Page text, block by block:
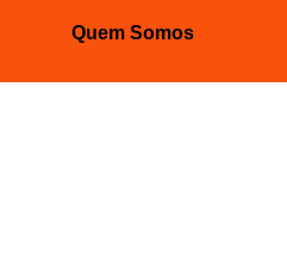
Quem Somos